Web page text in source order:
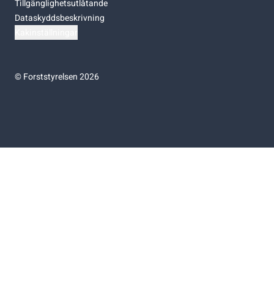
Tillgänglighetsutlåtande
Dataskyddsbeskrivning
©Forststyrelsen 2026